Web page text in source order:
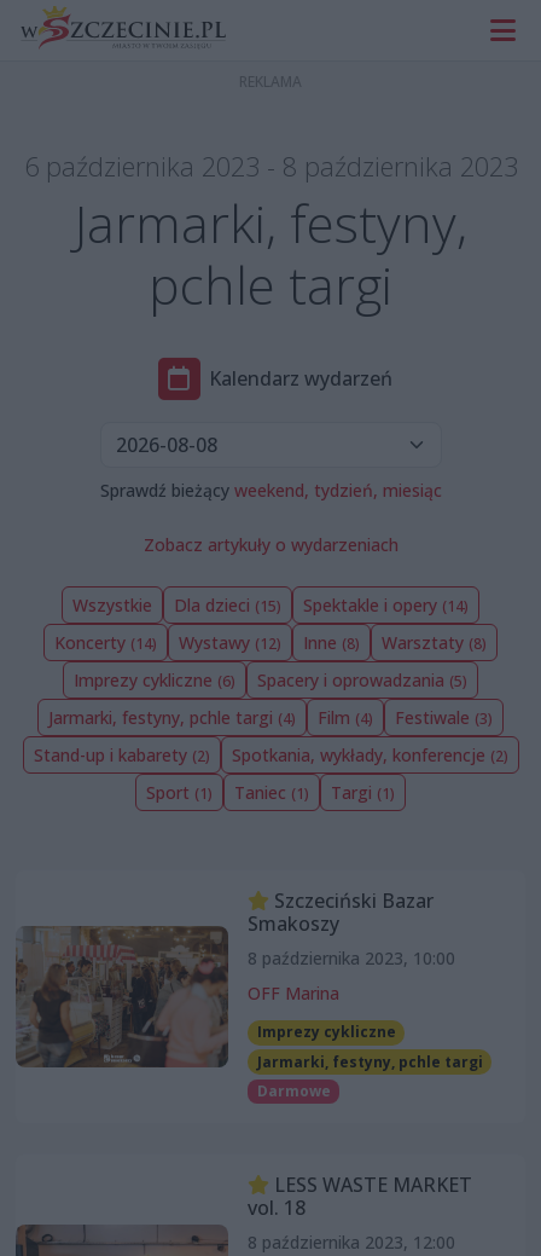
6 października 2023 - 8 października 2023
Jarmarki, festyny,
pchle targi
Kalendarz wydarzeń
Sprawdź bieżący weekend, tydzień, miesiąc
Zobacz artykuły o wydarzeniach
Wszystkie Dla dzieci (15) Spektakle i opery (14)
Koncerty (14) Wystawy (12) Inne (8) Warsztaty (8)
Imprezy cykliczne (6) Spacery i oprowadzania (5)
Jarmarki, festyny, pchle targi (4) Film (4) Festiwale (3)
Stand-up i kabarety (2) Spotkania, wykłady, konferencje (2)
Sport (1) Taniec (1) Targi (1)
Szczeciński Bazar
Smakoszy
8 października 2023, 10:00
OFF Marina
Imprezy cykliczne
Jarmarki, festyny, pchle targi
Darmowe
LESS WASTE MARKET
vol. 18
8 października 2023, 12:00